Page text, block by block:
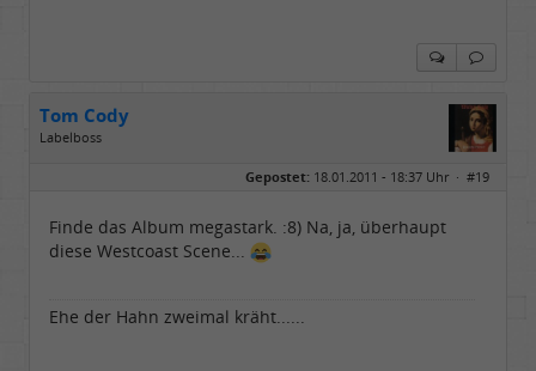
Tom Cody
Labelboss
Dabei seit:
11 / 2006
Gepostet: 18.01.2011 - 18:37 Uhr · #19
Finde das Album megastark. :8) Na, ja, überhaupt
diese Westcoast Scene...
Ehe der Hahn zweimal kräht......